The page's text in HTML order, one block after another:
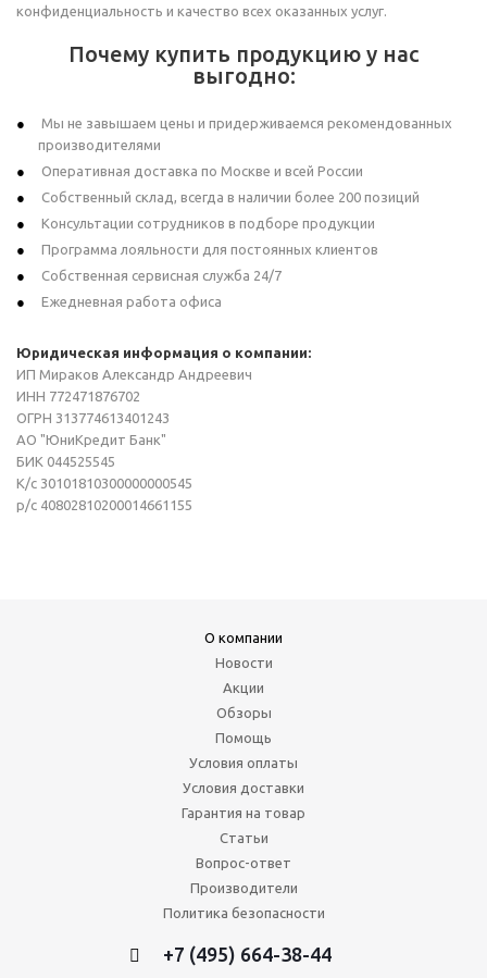
конфиденциальность и качество всех оказанных услуг.
Почему купить продукцию у нас
выгодно:
Мы не завышаем цены и придерживаемся рекомендованных
производителями
Оперативная доставка по Москве и всей России
Собственный склад, всегда в наличии более 200 позиций
Консультации сотрудников в подборе продукции
Программа лояльности для постоянных клиентов
Собственная сервисная служба 24/7
Ежедневная работа офиса
Юридическая информация о компании:
ИП Мираков Александр Андреевич
ИНН 772471876702
ОГРН 313774613401243
АО "ЮниКредит Банк"
БИК 044525545
К/с 30101810300000000545
р/с 40802810200014661155
О компании
Новости
Акции
Обзоры
Помощь
Условия оплаты
Условия доставки
Гарантия на товар
Статьи
Вопрос-ответ
Производители
Политика безопасности
+7 (495) 664-38-44